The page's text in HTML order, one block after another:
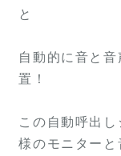
と
自動的に音と
置！
この自動呼出
様のモニター